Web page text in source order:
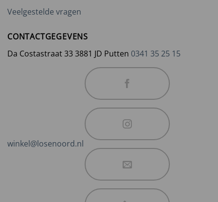
Veelgestelde vragen
CONTACTGEGEVENS
Da Costastraat 33 3881 JD Putten 0341 35 25 15
winkel@losenoord.nl